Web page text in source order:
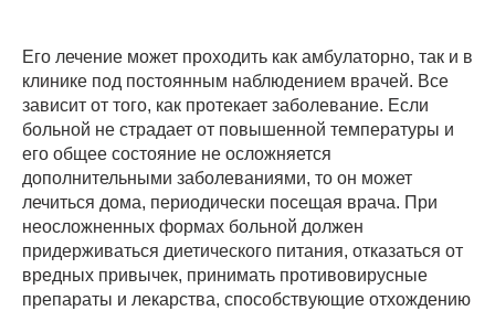
Его лечение может проходить как амбулаторно, так и в
клинике под постоянным наблюдением врачей. Все
зависит от того, как протекает заболевание. Если
больной не страдает от повышенной температуры и
его общее состояние не осложняется
дополнительными заболеваниями, то он может
лечиться дома, периодически посещая врача. При
неосложненных формах больной должен
придерживаться диетического питания, отказаться от
вредных привычек, принимать противовирусные
препараты и лекарства, способствующие отхождению